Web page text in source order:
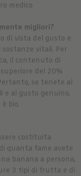
medico
migliori?
di vista del gusto e
vitali. Per
il contenuto di
del 20%
se tenete al
e al gusto genuino,
bio.
costituita
quanta fame avete
banana a persona,
3 tipi di frutta e di